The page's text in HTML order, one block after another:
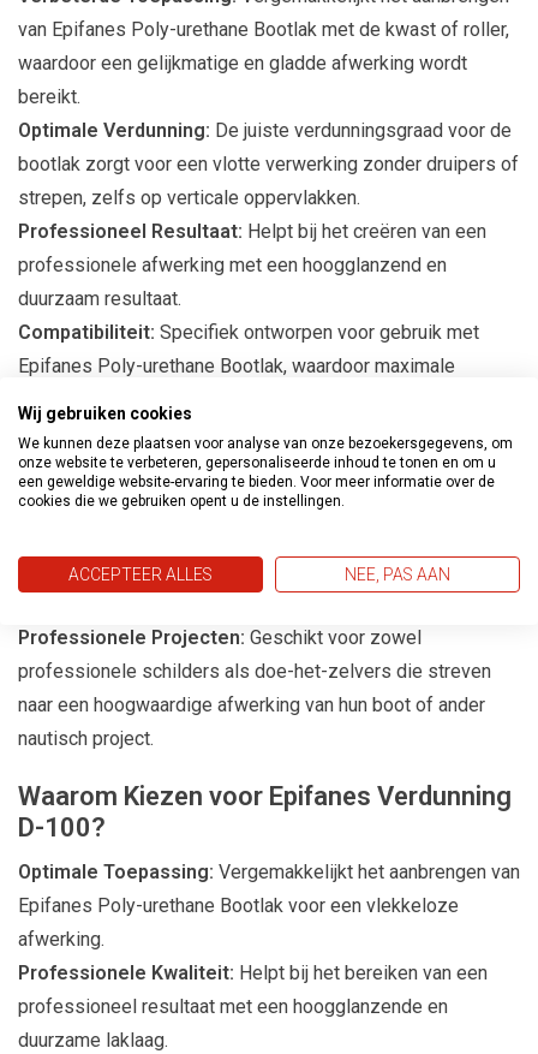
van Epifanes Poly-urethane Bootlak met de kwast of roller,
waardoor een gelijkmatige en gladde afwerking wordt
bereikt.
Optimale Verdunning: De juiste verdunningsgraad voor de
bootlak zorgt voor een vlotte verwerking zonder druipers of
strepen, zelfs op verticale oppervlakken.
Professioneel Resultaat: Helpt bij het creëren van een
professionele afwerking met een hoogglanzend en
duurzaam resultaat.
Compatibiliteit: Specifiek ontworpen voor gebruik met
Epifanes Poly-urethane Bootlak, waardoor maximale
Toepassing:
Kwast- en Rollerapplicatie:Ideaal voor het aanbrengen
op verschillende oppervlakken, zoals hout, metaal en
Professionele Projecten: Geschikt voor zowel
professionele schilders als doe-het-zelvers die streven
naar een hoogwaardige afwerking van hun boot of ander
nautisch project.
Waarom Kiezen voor Epifanes Verdunning
D-100?
Optimale Toepassing: Vergemakkelijkt het aanbrengen van
Epifanes Poly-urethane Bootlak voor een vlekkeloze
afwerking.
Professionele Kwaliteit: Helpt bij het bereiken van een
professioneel resultaat met een hoogglanzende en
duurzame laklaag.
Wij gebruiken cookies
We kunnen deze plaatsen voor analyse van onze bezoekersgegevens, om
onze website te verbeteren, gepersonaliseerde inhoud te tonen en om u
een geweldige website-ervaring te bieden. Voor meer informatie over de
cookies die we gebruiken opent u de instellingen.
ACCEPTEER ALLES NEE, PAS AAN